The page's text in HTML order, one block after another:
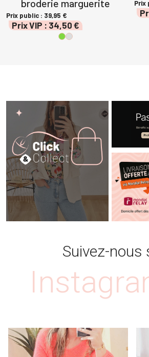
broderie marguerite
Prix public : 39,95 €
Prix VIP : 34,50 €
Prix
Suivez-nous